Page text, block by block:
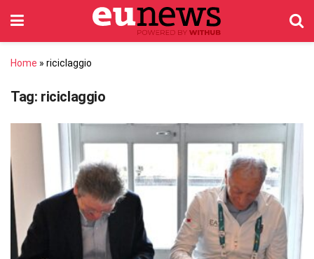
Home » riciclaggio
Tag: riciclaggio